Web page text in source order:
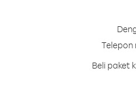
Telepon
Beli paket